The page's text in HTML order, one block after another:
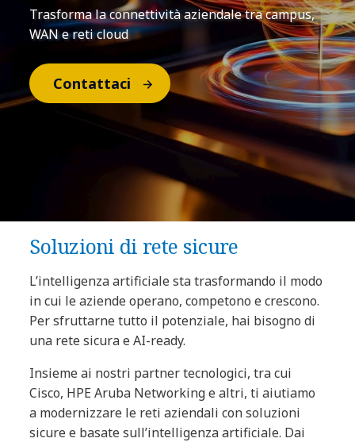
Trasforma la connettività aziendale tra campus,
WAN e reti cloud
Contattaci
Soluzioni di rete sicure
L’intelligenza artificiale sta trasformando il modo
in cui le aziende operano, competono e crescono.
Per sfruttarne tutto il potenziale, hai bisogno di
una rete sicura e AI-ready.
Insieme ai nostri partner tecnologici, tra cui
Cisco, HPE Aruba Networking e altri, ti aiutiamo
a modernizzare le reti aziendali con soluzioni
sicure e basate sull’intelligenza artificiale. Dai